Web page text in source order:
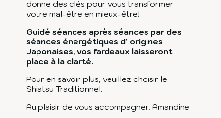
donne des clés pour vous transformer
votre mal-être en mieux-être!
Guidé séances après séances par des
séances énergétiques d' origines
Japonaises, vos fardeaux laisseront
place à la clarté.
Pour en savoir plus, veuillez choisir le
Shiatsu Traditionnel.
Au plaisir de vous accompagner. Amandine